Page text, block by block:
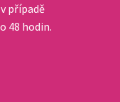
případě
48 hodin.